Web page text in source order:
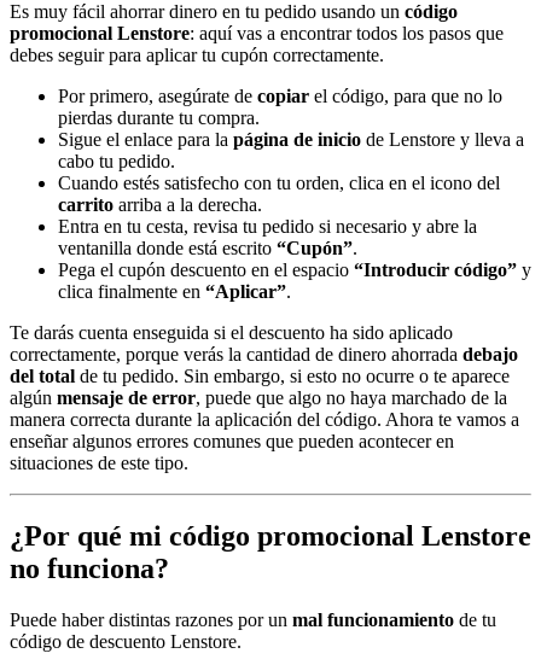
Es muy fácil ahorrar dinero en tu pedido usando un código
promocional Lenstore: aquí vas a encontrar todos los pasos que
debes seguir para aplicar tu cupón correctamente.
Por primero, asegúrate de copiar el código, para que no lo
pierdas durante tu compra.
Sigue el enlace para la página de inicio de Lenstore y lleva a
cabo tu pedido.
Cuando estés satisfecho con tu orden, clica en el icono del
carrito arriba a la derecha.
Entra en tu cesta, revisa tu pedido si necesario y abre la
ventanilla donde está escrito “Cupón”.
Pega el cupón descuento en el espacio “Introducir código” y
clica finalmente en “Aplicar”.
Te darás cuenta enseguida si el descuento ha sido aplicado
correctamente, porque verás la cantidad de dinero ahorrada debajo
del total de tu pedido. Sin embargo, si esto no ocurre o te aparece
algún mensaje de error, puede que algo no haya marchado de la
manera correcta durante la aplicación del código. Ahora te vamos a
enseñar algunos errores comunes que pueden acontecer en
situaciones de este tipo.
¿Por qué mi código promocional Lenstore
no funciona?
Puede haber distintas razones por un mal funcionamiento de tu
código de descuento Lenstore.